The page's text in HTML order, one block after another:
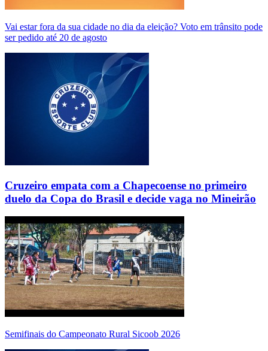
Vai estar fora da sua cidade no dia da eleição? Voto em trânsito pode
ser pedido até 20 de agosto
Cruzeiro empata com a Chapecoense no primeiro
duelo da Copa do Brasil e decide vaga no Mineirão
Semifinais do Campeonato Rural Sicoob 2026